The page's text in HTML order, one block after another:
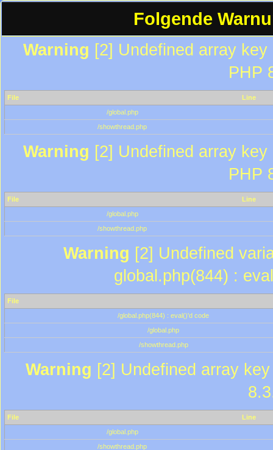
Folgende
Warning [2] Undefined array
PHP
File
Line
/global.php
/showthread.php
Warning [2] Undefined array
PHP
File
Line
/global.php
/showthread.php
Warning [2] Undefined
global.php(844) :
File
/global.php(844) : eval()'d code
/global.php
/showthread.php
Warning [2] Undefined array
File
Line
/global.php
/showthread.php